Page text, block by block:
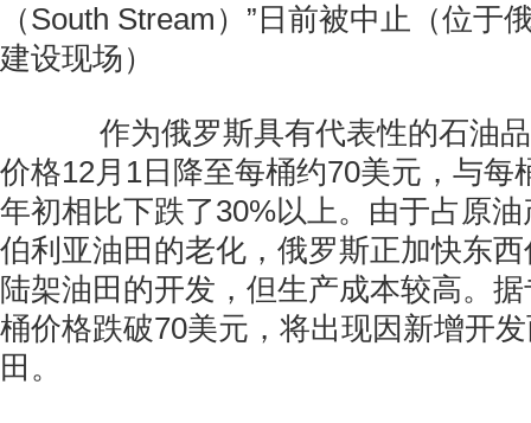
（South Stream）”日前被中止（位于
建设现场）
作为俄罗斯具有代表性的石油品
价格12月1日降至每桶约70美元，与每
年初相比下跌了30%以上。由于占原
伯利亚油田的老化，俄罗斯正加快东
陆架油田的开发，但生产成本较高。
桶价格跌破70美元，将出现因新增开
田。